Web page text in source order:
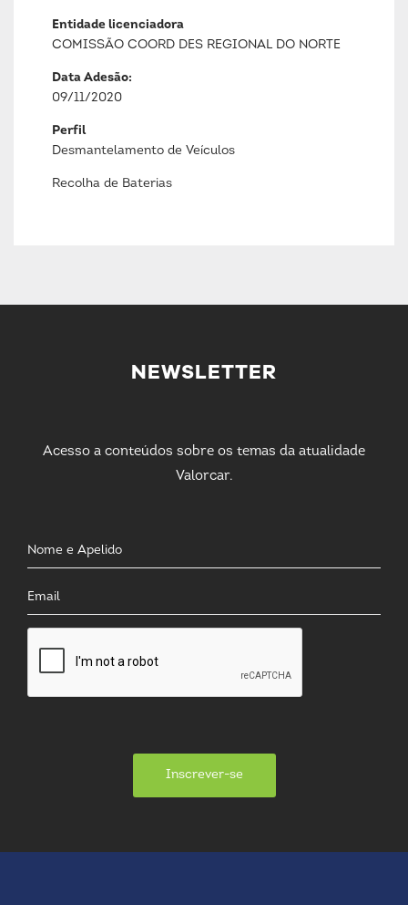
Entidade licenciadora
COMISSÃO COORD DES REGIONAL DO NORTE
Data Adesão:
09/11/2020
Perfil
Desmantelamento de Veículos
Recolha de Baterias
NEWSLETTER
Acesso a conteúdos sobre os temas da atualidade
Valorcar.
Inscrever-se